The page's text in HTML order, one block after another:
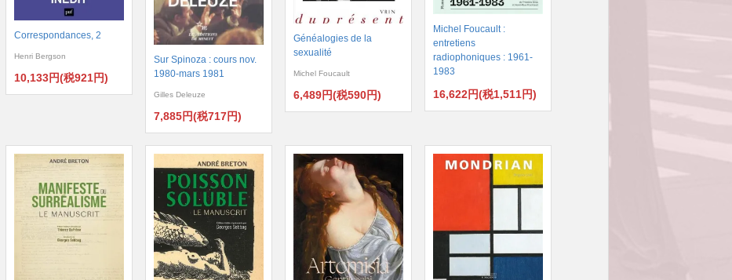
Correspondances, 2
Henri Bergson
10,133円(税921円)
Sur Spinoza : cours nov.
1980-mars 1981
Gilles Deleuze
7,885円(税717円)
Généalogies de la
sexualité
Michel Foucault
6,489円(税590円)
Michel Foucault :
entretiens
radiophoniques : 1961-
1983
16,622円(税1,511円)